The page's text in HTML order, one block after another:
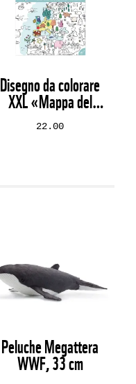
Disegno da colorare
XXL «Mappa del
mondo»
22.00
Peluche Megattera
WWF, 33 cm